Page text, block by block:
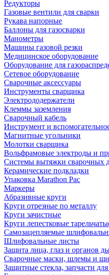
Редукторы
Газовые вентили для сварки
Рукава напорные
Баллоны для газосварки
Манометры
Машины газовой резки
Медицинское оборудование
Оборудование для
Сетевое оборудование
Сварочные аксессуары
Инструменты сварщика
Электрододержатели
Клеммы заземления
Сварочный кабель
Инструмент и
Магнитные угольники
Молотки сварщика
Вольфрамовые электроды и
Системы вытяжки сварочных
Керамические подкладки
Упаковка Marathon Pac
Маркеры
Абразивные круги
Круги отрезные по металлу
Круги зачистные
Круги лепестковые
Самозацепляемые
Шлифовальные листы
Защита лица, глаз и органов
Сварочные маски, шлемы и
Защитные стекла, запчасти